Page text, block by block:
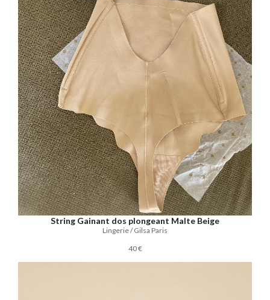
String Gainant dos plongeant Malte Beige
Lingerie / Gilsa Paris
40 €